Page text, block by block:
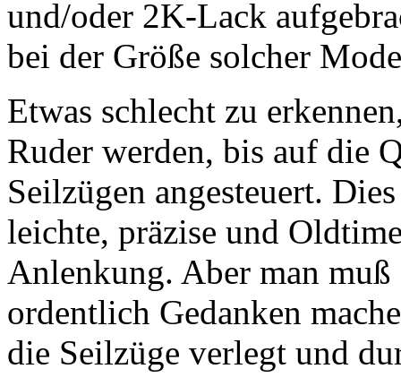
und/oder 2K-Lack
bei der Größe solcher
Etwas schlecht zu
Ruder werden, bis auf die
Seilzügen angesteuert.
leichte, präzise und
Anlenkung. Aber man muß
ordentlich Gedanken
die Seilzüge verlegt und